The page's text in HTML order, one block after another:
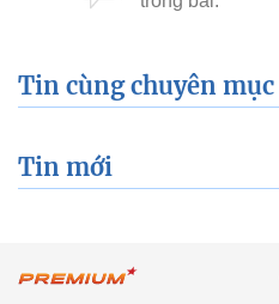
Tin cùng chuyên mục
Tin mới